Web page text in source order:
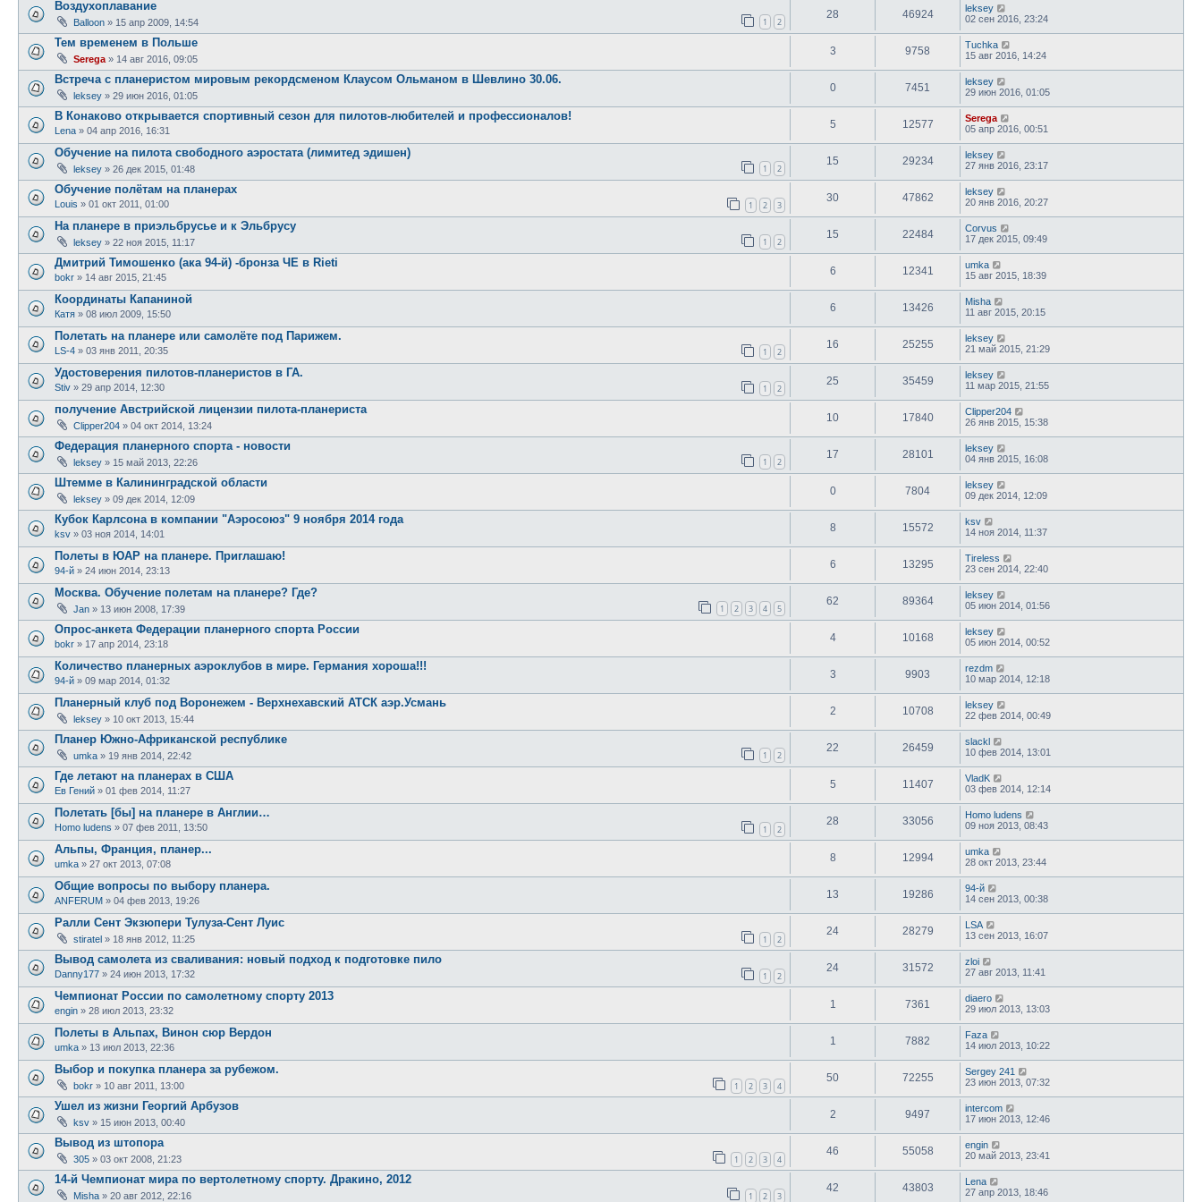
Воздухоплавание
Balloon » 15 апр 2009, 14:54 1 2
28 46924
leksey
02 сен 2016, 23:24
Тем временем в Польше
Serega » 14 авг 2016, 09:05
3 9758
Tuchka
15 авг 2016, 14:24
Встреча с планеристом мировым рекордсменом Клаусом Ольманом в Шевлино 30.06.
leksey » 29 июн 2016, 01:05
0 7451
leksey
29 июн 2016, 01:05
В Конаково открывается спортивный сезон для пилотов-любителей и профессионалов!
Lena » 04 апр 2016, 16:31
5 12577
Serega
05 апр 2016, 00:51
Обучение на пилота свободного аэростата (лимитед эдишен)
leksey » 26 дек 2015, 01:48 1 2
15 29234
leksey
27 янв 2016, 23:17
Обучение полётам на планерах
Louis » 01 окт 2011, 01:00 1 2 3
30 47862
leksey
20 янв 2016, 20:27
На планере в приэльбрусье и к Эльбрусу
leksey » 22 ноя 2015, 11:17 1 2
15 22484
Corvus
17 дек 2015, 09:49
Дмитрий Тимошенко (ака 94-й) -бронза ЧЕ в Rieti
bokr » 14 авг 2015, 21:45
6 12341
umka
15 авг 2015, 18:39
Координаты Капаниной
Катя » 08 июл 2009, 15:50
6 13426
Misha
11 авг 2015, 20:15
Полетать на планере или самолёте под Парижем.
LS-4 » 03 янв 2011, 20:35 1 2
16 25255
leksey
21 май 2015, 21:29
Удостоверения пилотов-планеристов в ГА.
Stiv » 29 апр 2014, 12:30 1 2
25 35459
leksey
11 мар 2015, 21:55
получение Австрийской лицензии пилота-планериста
Clipper204 » 04 окт 2014, 13:24
10 17840
Clipper204
26 янв 2015, 15:38
Федерация планерного спорта - новости
leksey » 15 май 2013, 22:26 1 2
17 28101
leksey
04 янв 2015, 16:08
Штемме в Калининградской области
leksey » 09 дек 2014, 12:09
0 7804
leksey
09 дек 2014, 12:09
Кубок Карлсона в компании "Аэросоюз" 9 ноября 2014 года
ksv » 03 ноя 2014, 14:01
8 15572
ksv
14 ноя 2014, 11:37
Полеты в ЮАР на планере. Приглашаю!
94-й » 24 июн 2014, 23:13
6 13295
Tireless
23 сен 2014, 22:40
Москва. Обучение полетам на планере? Где?
Jan » 13 июн 2008, 17:39 1 2 3 4 5
62 89364
leksey
05 июн 2014, 01:56
Опрос-анкета Федерации планерного спорта России
bokr » 17 апр 2014, 23:18
4 10168
leksey
05 июн 2014, 00:52
Количество планерных аэроклубов в мире. Германия хороша!!!
94-й » 09 мар 2014, 01:32
3 9903
rezdm
10 мар 2014, 12:18
Планерный клуб под Воронежем - Верхнехавский АТСК аэр.Усмань
leksey » 10 окт 2013, 15:44
2 10708
leksey
22 фев 2014, 00:49
Планер Южно-Африканской республике
umka » 19 янв 2014, 22:42 1 2
22 26459
slackl
10 фев 2014, 13:01
Где летают на планерах в США
Ев Гений » 01 фев 2014, 11:27
5 11407
VladK
03 фев 2014, 12:14
Полетать [бы] на планере в Англии…
Homo ludens » 07 фев 2011, 13:50 1 2
28 33056
Homo ludens
09 ноя 2013, 08:43
Альпы, Франция, планер...
umka » 27 окт 2013, 07:08
8 12994
umka
28 окт 2013, 23:44
Общие вопросы по выбору планера.
ANFERUM » 04 фев 2013, 19:26
13 19286
94-й
14 сен 2013, 00:38
Ралли Сент Экзюпери Тулуза-Сент Луис
stiratel » 18 янв 2012, 11:25 1 2
24 28279
LSA
13 сен 2013, 16:07
Вывод самолета из сваливания: новый подход к подготовке пило
Danny177 » 24 июн 2013, 17:32 1 2
24 31572
zloi
27 авг 2013, 11:41
Чемпионат России по самолетному спорту 2013
engin » 28 июл 2013, 23:32
1 7361
diaero
29 июл 2013, 13:03
Полеты в Альпах, Винон сюр Вердон
umka » 13 июл 2013, 22:36
1 7882
Faza
14 июл 2013, 10:22
Выбор и покупка планера за рубежом.
bokr » 10 авг 2011, 13:00 1 2 3 4
50 72255
Sergey 241
23 июн 2013, 07:32
Ушел из жизни Георгий Арбузов
ksv » 15 июн 2013, 00:40
2 9497
intercom
17 июн 2013, 12:46
Вывод из штопора
305 » 03 окт 2008, 21:23 1 2 3 4
46 55058
engin
20 май 2013, 23:41
14-й Чемпионат мира по вертолетному спорту. Дракино, 2012
Misha » 20 авг 2012, 22:16 1 2 3
42 43803
Lena
27 апр 2013, 18:46